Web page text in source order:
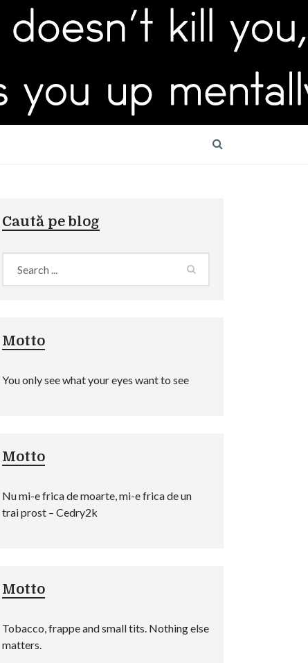
Caută pe blog
Motto
You only see what your eyes want to see
Motto
Nu mi-e frica de moarte, mi-e frica de un
trai prost – Cedry2k
Motto
Tobacco, frappe and small tits. Nothing else
matters.